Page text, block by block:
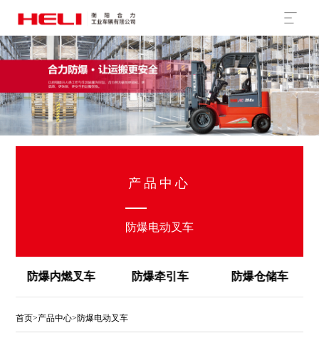
产品中心
防爆电动叉车
防爆内燃叉车 防爆牵引车 防爆仓储车
首页>产品中心>防爆电动叉车